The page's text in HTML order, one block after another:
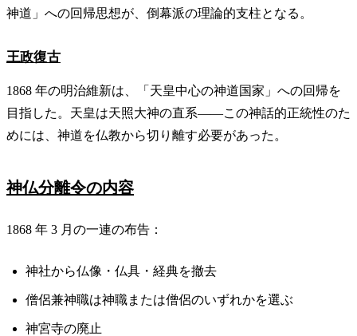
神道」への回帰思想が、倒幕派の理論的支柱となる。
王政復古
1868 年の明治維新は、「天皇中心の神道国家」への回帰を
目指した。天皇は天照大神の直系——この神話的正統性のた
めには、神道を仏教から切り離す必要があった。
神仏分離令の内容
1868 年 3 月の一連の布告：
神社から仏像・仏具・経典を撤去
僧侶兼神職は神職または僧侶のいずれかを選ぶ
神宮寺の廃止